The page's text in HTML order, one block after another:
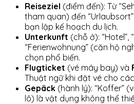
Reiseziel (điểm đến): Từ
tham quan) đến
bạn lập kế hoạch du lịch.
Unterkunft (chỗ ở): “Hotel”,
“Ferienwohnung” (căn hộ
chọn phổ biến.
Flugticket (vé máy bay) và
Thuật ngữ khi đặt vé cho
Gepäck (hành lý): “Koffer”
lô) là vật dụng không thể